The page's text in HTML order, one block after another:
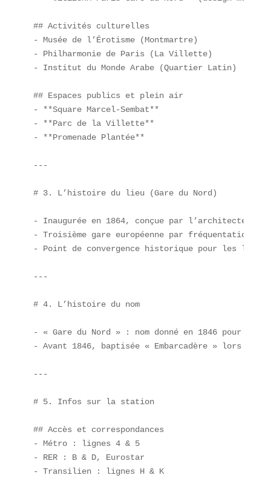
## Activités culturelles
- Musée de l’Érotisme (Montmartre)
- Philharmonie de Paris (La Villette)
- Institut du Monde Arabe (Quartier Latin)
## Espaces publics et plein air
- **Square Marcel-Sembat**
- **Parc de la Villette**
- **Promenade Plantée**
---
# 3. L’histoire du lieu (Gare du Nord)
- Inaugurée en 1864, conçue par l’architecte
- Troisième gare européenne par fréquentation
- Point de convergence historique pour les
---
# 4. L’histoire du nom
- « Gare du Nord » : nom donné en 1846 pour
- Avant 1846, baptisée « Embarcadère » lors de
---
# 5. Infos sur la station
## Accès et correspondances
- Métro : lignes 4 & 5
- RER : B & D, Eurostar
- Transilien : lignes H & K